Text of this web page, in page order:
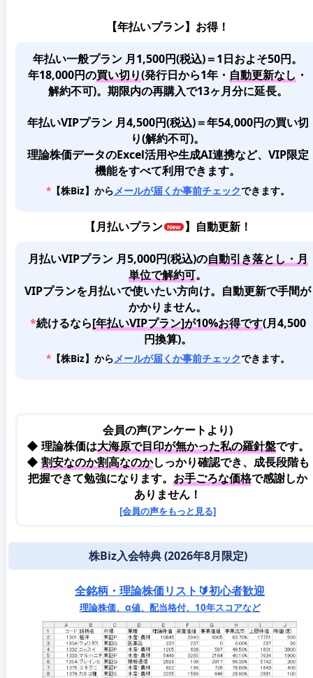
【年払いプラン】お得！
年払い一般プラン 月1,500円(税込)＝1日およそ50円。
年18,000円の買い切り(発行日から1年・ 自動更新なし ・
解約不可)。期限内の再購入で13ヶ月分に延長。
年払いVIPプラン 月4,500円(税込)＝年54,000円の買い切
り(解約不可)。
理論株価データのExcel活用や生成AI連携など、VIP限定
機能をすべて利用できます。
*【株Biz】から メールが届くか事前チェックできます。
【月払いプラン 】自動更新！
月払いVIPプラン 月5,000円(税込)の自動引き落とし・月
単位で解約可。
VIPプランを月払いで使いたい方向け。自動更新で手間が
かかりません。
*続けるなら[年払いVIPプラン]が10%お得です(月4,500
円換算)。
*【株Biz】からメールが届くか事前チェックできます。
会員の声(アンケートより)
◆ 理論株価は大海原で目印が無かった私の羅針盤です。
◆ 割安なのか割高なのかしっかり確認でき、成長段階も
把握できて勉強になります。 お手ごろな価格で感謝しか
ありません！
[会員の声をもっと見る]
株Biz入会特典 (2026年8月限定)
全銘柄・理論株価リスト🔰初心者歓迎
理論株価、α値、配当格付、10年スコアなど